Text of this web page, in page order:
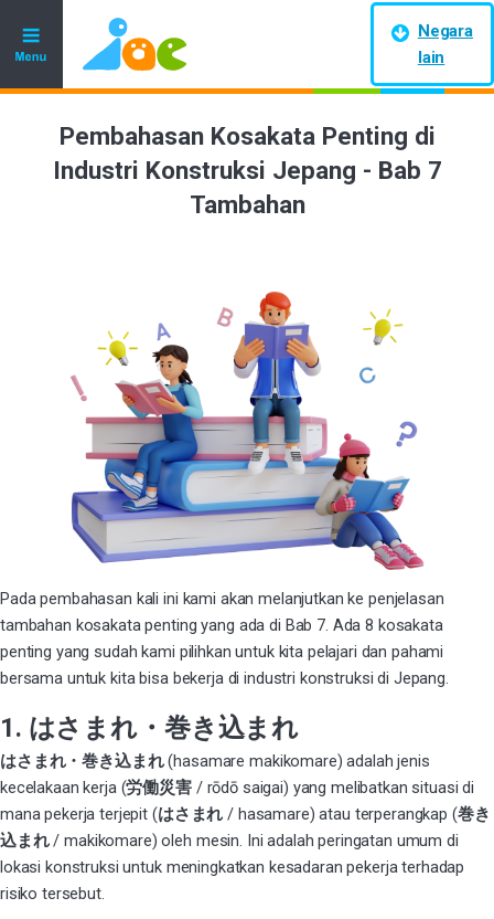
Negara
lain
Pembahasan Kosakata Penting di
Industri Konstruksi Jepang - Bab 7
Tambahan
Pada pembahasan kali ini kami akan melanjutkan ke penjelasan
tambahan kosakata penting yang ada di Bab 7. Ada 8 kosakata
penting yang sudah kami pilihkan untuk kita pelajari dan pahami
bersama untuk kita bisa bekerja di industri konstruksi di Jepang.
1. はさまれ・巻き込まれ
はさまれ・巻き込まれ(hasamare makikomare) adalah jenis
kecelakaan kerja (労働災害 / rōdō saigai) yang melibatkan situasi di
mana pekerja terjepit (はさまれ / hasamare) atau terperangkap (巻き
込まれ/ makikomare) oleh mesin. Ini adalah peringatan umum di
lokasi konstruksi untuk meningkatkan kesadaran pekerja terhadap
risiko tersebut.